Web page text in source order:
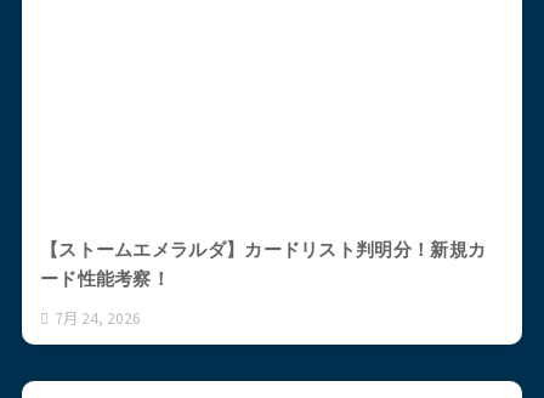
【ストームエメラルダ】カードリスト判明分！新規カ
ード性能考察！
7月 24, 2026